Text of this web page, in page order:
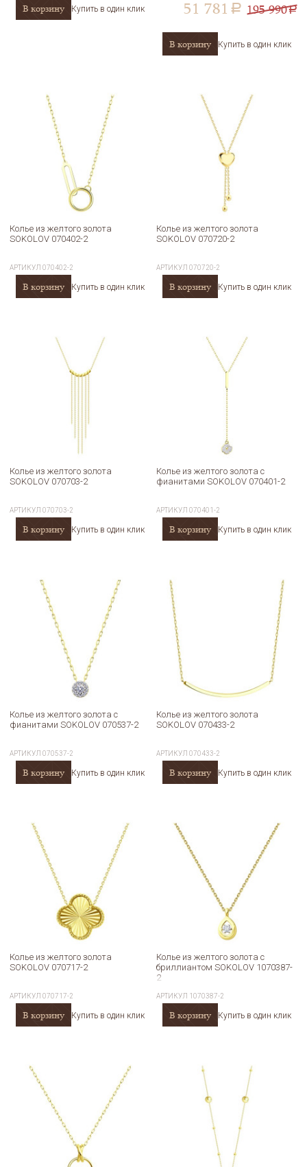
В корзину Купить в один клик 51 781 a 195 990a
В корзину Купить в один клик
Колье из желтого золота
SOKOLOV 070402-2
АРТИКУЛ070402-2
В корзину Купить в один клик
Колье из желтого золота
SOKOLOV 070720-2
АРТИКУЛ070720-2
В корзину Купить в один клик
Колье из желтого золота
SOKOLOV 070703-2
АРТИКУЛ070703-2
В корзину Купить в один клик
Колье из желтого золота с
фианитами SOKOLOV 070401-2
АРТИКУЛ070401-2
В корзину Купить в один клик
Колье из желтого золота с
фианитами SOKOLOV 070537-2
АРТИКУЛ070537-2
В корзину Купить в один клик
Колье из желтого золота
SOKOLOV 070433-2
АРТИКУЛ070433-2
В корзину Купить в один клик
Колье из желтого золота
SOKOLOV 070717-2
АРТИКУЛ070717-2
В корзину Купить в один клик
Колье из желтого золота с
бриллиантом SOKOLOV 1070387-
2
АРТИКУЛ 1070387-2
В корзину Купить в один клик